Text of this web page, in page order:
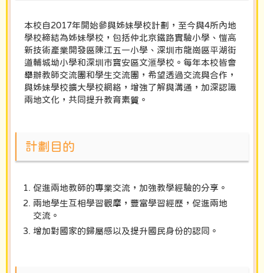
本校自2017年開始參與姊妹學校計劃，至今與4所內地
學校締結為姊妹學校，包括仲北京鐵路實驗小學、愷高
新技術產業開發區陳江五一小學、深圳市龍崗區平湖街
道輔城坳小學和深圳市寶安區文滙學校。每年本校皆會
舉辦教師交流團和學生交流團，希望透過交流與合作，
與姊妹學校擴大學校網絡，增強了解與溝通，加深認識
兩地文化，共同提升教育素質。
計劃目的
促進兩地教師的專業交流，加強教學經驗的分享。
兩地學生互相學習觀摩，豐富學習經歷，促進兩地
交流。
增加對國家的歸屬感以及提升國民身份的認同。